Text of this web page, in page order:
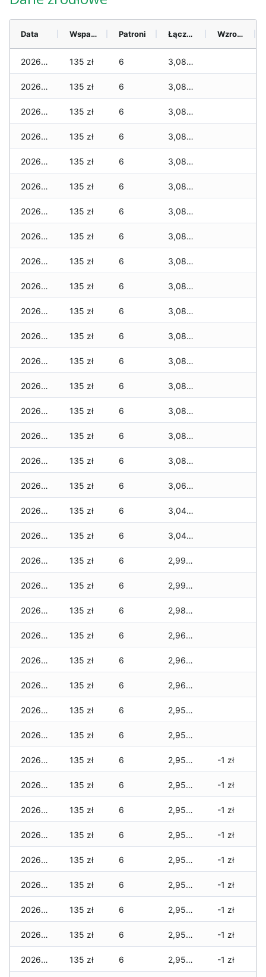
Data Wsparcie Patroni Łącznie Wzrost (28 dni)
2026-08-07 135 zł 6 3,085 zł
2026-08-06 135 zł 6 3,085 zł
2026-08-05 135 zł 6 3,085 zł
2026-08-04 135 zł 6 3,085 zł
2026-08-03 135 zł 6 3,085 zł
2026-08-02 135 zł 6 3,085 zł
2026-08-01 135 zł 6 3,085 zł
2026-07-31 135 zł 6 3,085 zł
2026-07-29 135 zł 6 3,085 zł
2026-07-28 135 zł 6 3,085 zł
2026-07-27 135 zł 6 3,085 zł
2026-07-26 135 zł 6 3,085 zł
2026-07-24 135 zł 6 3,085 zł
2026-07-23 135 zł 6 3,085 zł
2026-07-22 135 zł 6 3,085 zł
2026-07-21 135 zł 6 3,085 zł
2026-07-20 135 zł 6 3,085 zł
2026-07-18 135 zł 6 3,060 zł
2026-07-17 135 zł 6 3,045 zł
2026-07-16 135 zł 6 3,045 zł
2026-07-15 135 zł 6 2,995 zł
2026-07-14 135 zł 6 2,995 zł
2026-07-13 135 zł 6 2,980 zł
2026-07-12 135 zł 6 2,965 zł
2026-07-11 135 zł 6 2,965 zł
2026-07-10 135 zł 6 2,965 zł
2026-07-09 135 zł 6 2,950 zł
2026-07-08 135 zł 6 2,950 zł
2026-07-07 135 zł 6 2,950 zł -1 zł
2026-07-06 135 zł 6 2,950 zł -1 zł
2026-07-05 135 zł 6 2,950 zł -1 zł
2026-07-04 135 zł 6 2,950 zł -1 zł
2026-07-03 135 zł 6 2,950 zł -1 zł
2026-07-02 135 zł 6 2,950 zł -1 zł
2026-07-01 135 zł 6 2,950 zł -1 zł
2026-06-30 135 zł 6 2,950 zł -1 zł
2026-06-28 135 zł 6 2,950 zł -1 zł